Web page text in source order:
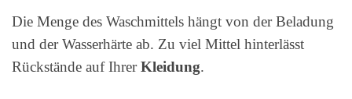
Die Menge des Waschmittels hängt von der Beladung
und der Wasserhärte ab. Zu viel Mittel hinterlässt
Rückstände auf IhrerKleidung.